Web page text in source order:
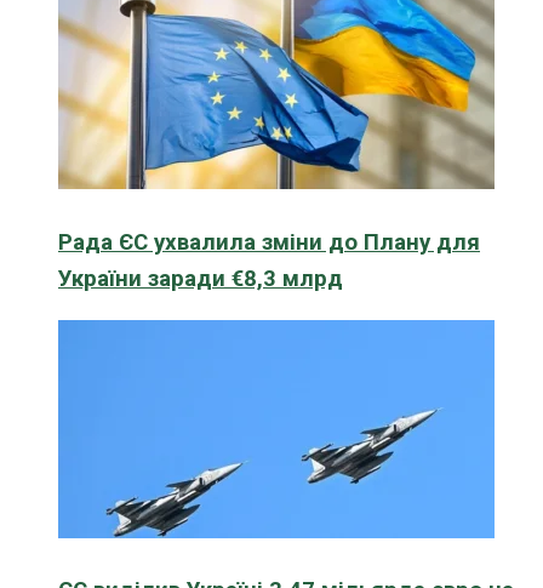
Рада ЄС ухвалила зміни до Плану для
України заради €8,3 млрд